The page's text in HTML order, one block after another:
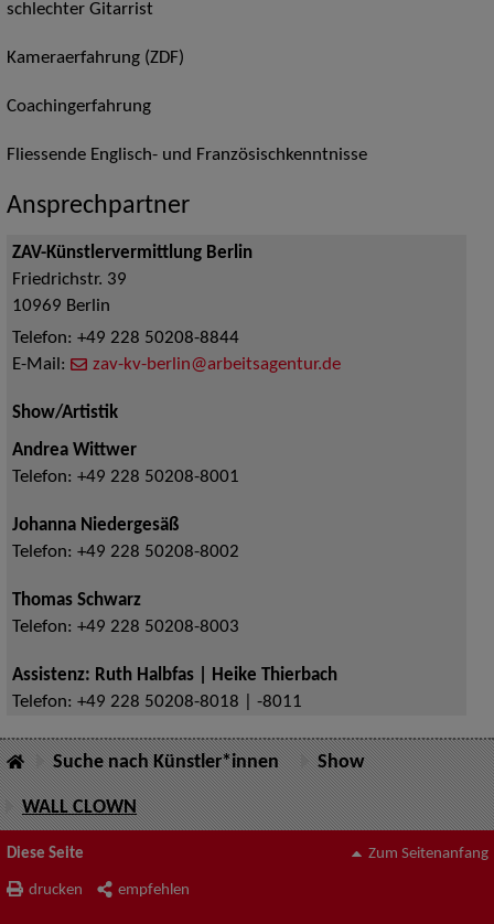
schlechter Gitarrist
Kameraerfahrung (ZDF)
Coachingerfahrung
Fliessende Englisch- und Französischkenntnisse
Ansprechpartner
ZAV-Künstlervermittlung Berlin
Friedrichstr. 39
10969 Berlin
Telefon: +49 228 50208-8844
E-Mail:
zav-kv-berlin@arbeitsagentur.de
Show/Artistik
Andrea Wittwer
Telefon: +49 228 50208-8001
Johanna Niedergesäß
Telefon: +49 228 50208-8002
Thomas Schwarz
Telefon: +49 228 50208-8003
Assistenz: Ruth Halbfas | Heike Thierbach
Telefon: +49 228 50208-8018 | -8011
Suche nach Künstler*innen Show
WALL CLOWN
Diese Seite
drucken empfehlen
Zum Seitenanfang